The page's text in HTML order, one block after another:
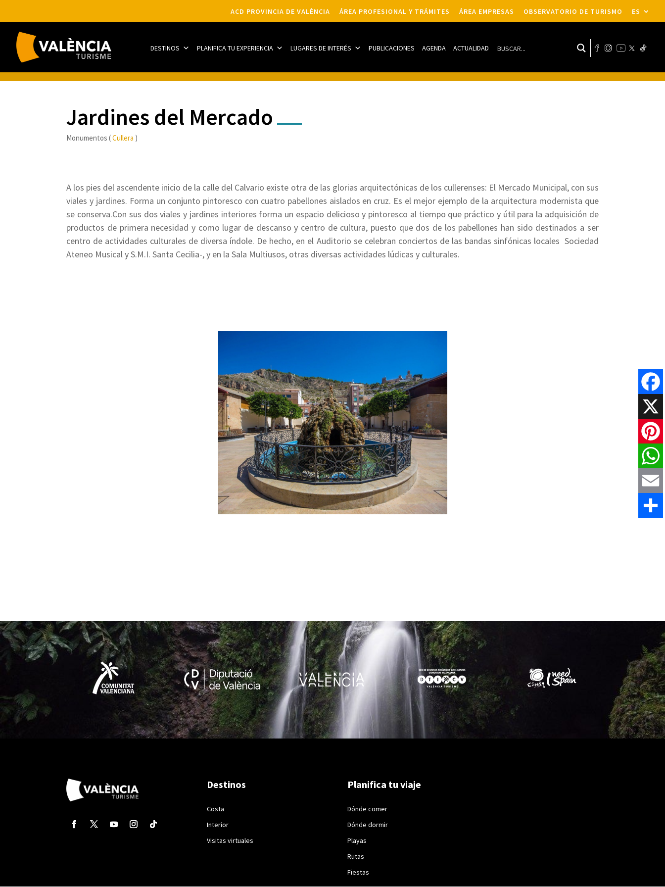
ACD PROVINCIA DE VALÈNCIA ÁREA PROFESIONAL Y TRÁMITES ÁREA EMPRESAS OBSERVATORIO DE TURISMO ES
DESTINOS PLANIFICA TU EXPERIENCIA LUGARES DE INTERÉS PUBLICACIONES AGENDA ACTUALIDAD
Jardines del Mercado
Monumentos (Cullera )
A los pies del ascendente inicio de la calle del Calvario existe otra de las glorias arquitectónicas de los cullerenses: El Mercado Municipal, con sus
viales y jardines. Forma un conjunto pintoresco con cuatro pabellones aislados en cruz. Es el mejor ejemplo de la arquitectura modernista que
se conserva.Con sus dos viales y jardines interiores forma un espacio delicioso y pintoresco al tiempo que práctico y útil para la adquisición de
productos de primera necesidad y como lugar de descanso y centro de cultura, puesto que dos de los pabellones han sido destinados a ser
centro de actividades culturales de diversa índole. De hecho, en el Auditorio se celebran conciertos de las bandas sinfónicas locales  Sociedad
Ateneo Musical y S.M.I. Santa Cecilia-, y en la Sala Multiusos, otras diversas actividades lúdicas y culturales.
Destinos
Costa
Interior
Visitas virtuales
Planifica tu viaje
Dónde comer
Dónde dormir
Playas
Rutas
Fiestas
X
Email